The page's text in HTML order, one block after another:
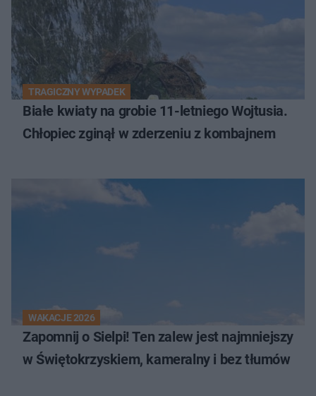
TRAGICZNY WYPADEK
Białe kwiaty na grobie 11-letniego Wojtusia.
Chłopiec zginął w zderzeniu z kombajnem
WAKACJE 2026
Zapomnij o Sielpi! Ten zalew jest najmniejszy
w Świętokrzyskiem, kameralny i bez tłumów